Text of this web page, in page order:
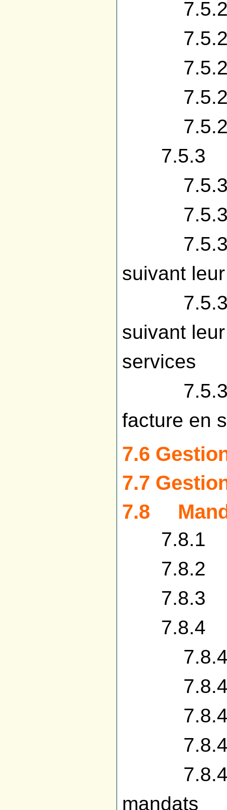
7.5.2.3
7.5.2.4
7.5.2.5
7.5.2.6
7.5.3
7.5.3.1
7.5.3.3
suivant
7.5.3.4
suivant
services
7.5.3.5
facture en
7.6
7.7
7.8
7.8.1
7.8.2
7.8.3
7.8.4
7.8.4.1
7.8.4.2
7.8.4.3
7.8.4.5
mandats